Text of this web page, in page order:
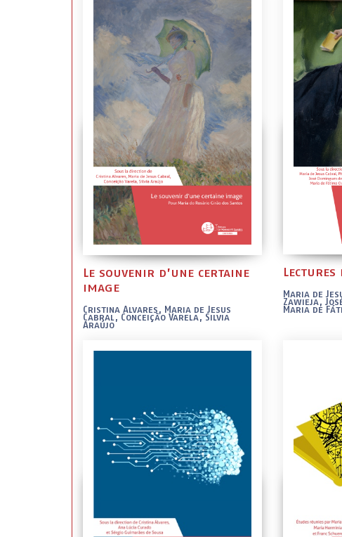
Le souvenir d’une certaine
image
Cristina Alvares, Maria de Jesus
Cabral, Conceição Varela, Silvia
Araújo
Maria de
Zawieja,
Maria de